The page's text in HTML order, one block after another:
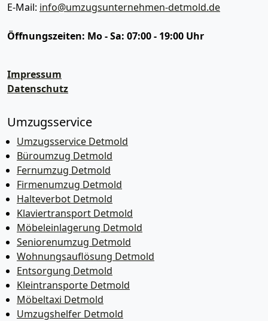
E-Mail: info@umzugsunternehmen-detmold.de
Öffnungszeiten: Mo - Sa: 07:00 - 19:00 Uhr
Impressum
Datenschutz
Umzugsservice
Umzugsservice Detmold
Büroumzug Detmold
Fernumzug Detmold
Firmenumzug Detmold
Halteverbot Detmold
Klaviertransport Detmold
Möbeleinlagerung Detmold
Seniorenumzug Detmold
Wohnungsauflösung Detmold
Entsorgung Detmold
Kleintransporte Detmold
Möbeltaxi Detmold
Umzugshelfer Detmold